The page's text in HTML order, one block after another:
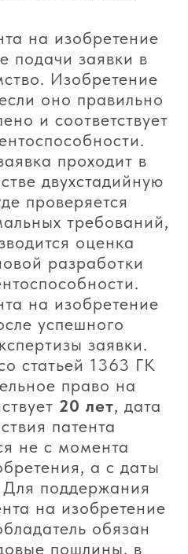
на изобретение
подачи заявки в
Изобретение
оно правильно
и соответствует
проходит в
двухстадийную
проверяется
требований,
оценка
разработки
на изобретение
успешного
заявки.
статьей 1363 ГК
право на
20 лет, дата
патента
не с момента
а с даты
поддержания
на изобретение
обязан
пошлины, в